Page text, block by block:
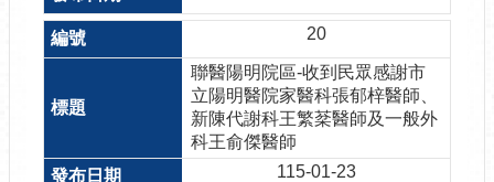
20
聯醫陽明院區-收到民眾感謝市
立陽明醫院家醫科張郁梓醫師、
新陳代謝科王繁棻醫師及一般外
科王俞傑醫師
115-01-23